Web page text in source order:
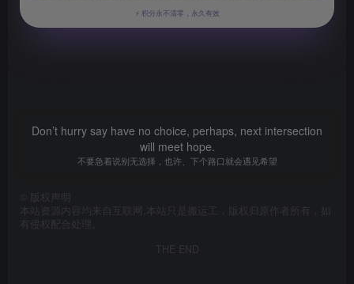
⚡ 积分永不清零，永久有效
Don’t hurry say have no choice, perhaps, next intersection
will meet hope.
不要急着说别无选择，也许、下个路口就会遇见希望
版权声明
本站资源内容均来自互联网,本站只是搬运工，版权归原作者所有，如
有侵权配合处理。
THE END